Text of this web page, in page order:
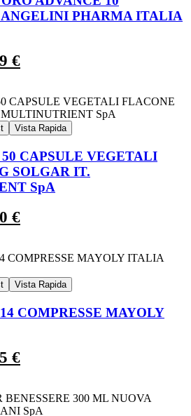
PHARMA ITALIA
€
Vista Rapida
CAPSULE VEGETALI
SOLGAR IT.
SpA
€
Vista Rapida
COMPRESSE MAYOLY
€